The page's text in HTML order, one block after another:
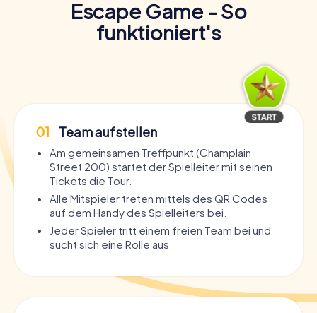
Escape Game - So
funktioniert's
01 Team aufstellen
Am gemeinsamen Treffpunkt (Champlain
Street 200) startet der Spielleiter mit seinen
Tickets die Tour.
Alle Mitspieler treten mittels des QR Codes
auf dem Handy des Spielleiters bei.
Jeder Spieler tritt einem freien Team bei und
sucht sich eine Rolle aus.